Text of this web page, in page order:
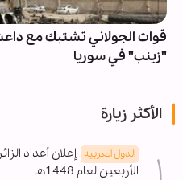
قوات الجولاني تشتبك مع
"زينب" في سوريا
الأكثر زيارة
الدول العربیه إعلان أعداد
الأربعين لعام 1448هـ